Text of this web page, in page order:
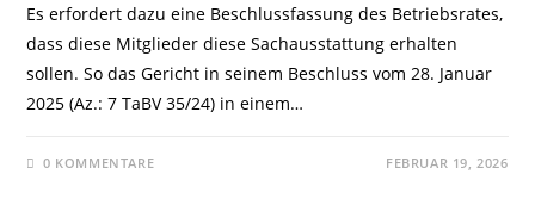
Es erfordert dazu eine Beschlussfassung des Betriebsrates,
dass diese Mitglieder diese Sachausstattung erhalten
sollen. So das Gericht in seinem Beschluss vom 28. Januar
2025 (Az.: 7 TaBV 35/24) in einem…
0 KOMMENTARE FEBRUAR 19, 2026